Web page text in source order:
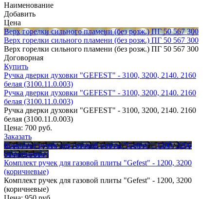
Наименование
Добавить
Цена
Верх горелки сильного пламени (без розж.) ПГ 50 567 300
Верх горелки сильного пламени (без розж.) ПГ 50 567 300
Верх горелки сильного пламени (без розж.) ПГ 50 567 300
Договорная
Купить
Ручка дверки духовки "GEFEST" - 3100, 3200, 2140. 2160
белая (3100.11.0.003)
Ручка дверки духовки "GEFEST" - 3100, 3200, 2140. 2160
белая (3100.11.0.003)
Ручка дверки духовки "GEFEST" - 3100, 3200, 2140. 2160
белая (3100.11.0.003)
Цена: 700 руб.
Заказать
Комплект ручек для газовой плиты "Gefest" - 1200, 3200
(коричневые)
Комплект ручек для газовой плиты "Gefest" - 1200, 3200
(коричневые)
Комплект ручек для газовой плиты "Gefest" - 1200, 3200
(коричневые)